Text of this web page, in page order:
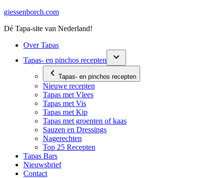
Ga
de
giessenborch.com
Dé Tapa-site van Nederland!
Over Tapas
Tapas- en pinchos recepten
Tapas- en pinchos recepten
Nieuwe recepten
Tapas met Vlees
Tapas met Vis
Tapas met Kip
Tapas met groenten of kaas
Sauzen en Dressings
Nagerechten
Top 25 Recepten
Tapas Bars
Nieuwsbrief
Contact